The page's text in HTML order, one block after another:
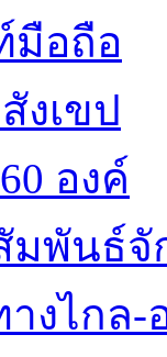
มือถือ
งเขป
องค์
พันธ์จั
งไกล-